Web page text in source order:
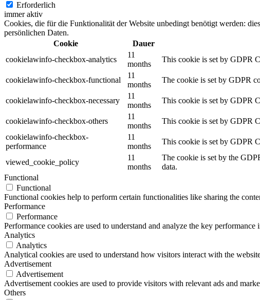
Erforderlich
immer aktiv
Cookies, die für die Funktionalität der Website unbedingt benötigt werden:
persönlichen Daten.
Cookie
Dauer
cookielawinfo-checkbox-analytics
11
months
This cookie is set by GDPR
cookielawinfo-checkbox-functional
11
months
The cookie is set by GDPR
cookielawinfo-checkbox-necessary
11
months
This cookie is set by GDPR
cookielawinfo-checkbox-others
11
months
This cookie is set by GDPR
cookielawinfo-checkbox-
performance
11
months
This cookie is set by GDPR
viewed_cookie_policy
11
months
The cookie is set by the
data.
Functional
Functional
Functional cookies help to perform certain functionalities like sharing the
Performance
Performance
Performance cookies are used to understand and analyze the key
Analytics
Analytics
Analytical cookies are used to understand how visitors interact with the
Advertisement
Advertisement
Advertisement cookies are used to provide visitors with relevant ads and
Others